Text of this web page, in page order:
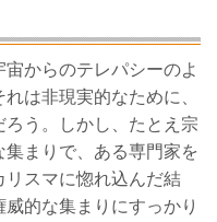
からのテレパシーのよ
は非現実的なために、
ろう。しかし、たとえ宗
まりで、ある専門家を
リスマに惚れ込んだ結
的な集まりにすっかり